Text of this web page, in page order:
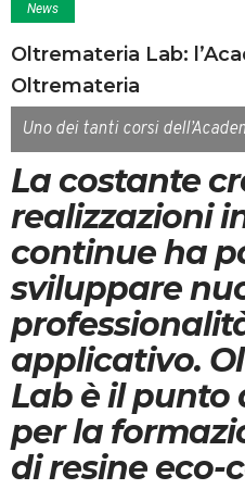
News
Oltremateria Lab:
Oltremateria
Uno dei tanti corsi
La costante
realizzazioni
continue ha
sviluppare
applicativo.
Lab è il
per la
di resine eco-